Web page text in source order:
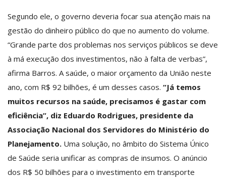
Segundo ele, o governo deveria focar sua atenção mais na
gestão do dinheiro público do que no aumento do volume.
“Grande parte dos problemas nos serviços públicos se deve
à má execução dos investimentos, não à falta de verbas”,
afirma Barros. A saúde, o maior orçamento da União neste
ano, com R$ 92 bilhões, é um desses casos. “Já temos
muitos recursos na saúde, precisamos é gastar com
eficiência”, diz Eduardo Rodrigues, presidente da
Associação Nacional dos Servidores do Ministério do
Planejamento. Uma solução, no âmbito do Sistema Único
de Saúde seria unificar as compras de insumos. O anúncio
dos R$ 50 bilhões para o investimento em transporte